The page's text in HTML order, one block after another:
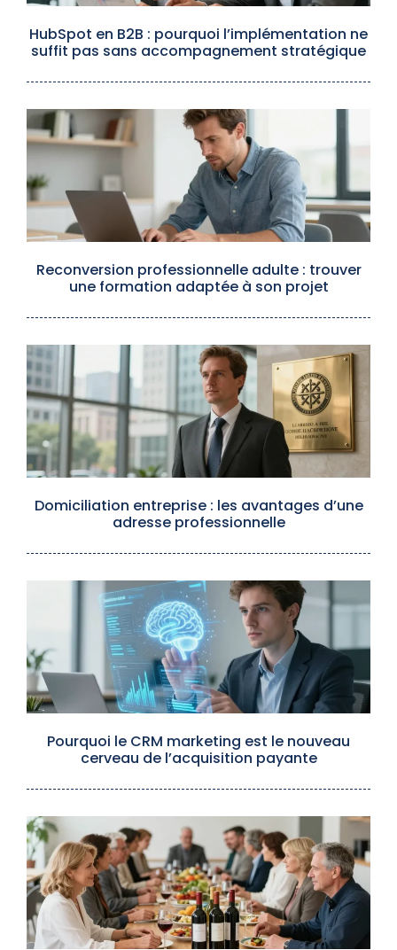
HubSpot en B2B : pourquoi l’implémentation ne
suffit pas sans accompagnement stratégique
Reconversion professionnelle adulte : trouver
une formation adaptée à son projet
Domiciliation entreprise : les avantages d’une
adresse professionnelle
Pourquoi le CRM marketing est le nouveau
cerveau de l’acquisition payante